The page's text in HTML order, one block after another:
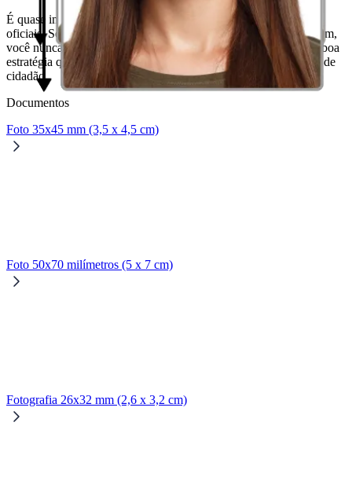
É quase impossível ficar bem numa foto usada para documentos
oficiais: Seja por causa do nervosismo ou constrangimento, no fim,
você nunca fica satisfeito com a foto. Ainda assim, sorrir é uma boa
estratégia quando se trata de tirar a tão temida foto para o cartão de
cidadão.
Documentos
Foto 35x45 mm (3,5 x 4,5 cm)
Foto 50x70 milímetros (5 x 7 cm)
Fotografia 26x32 mm (2,6 x 3,2 cm)